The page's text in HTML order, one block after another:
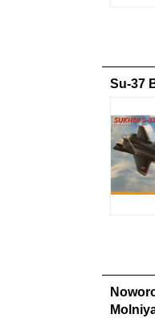
Su-37